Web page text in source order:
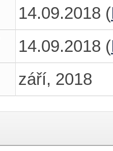
14.09.2018 (
14.09.2018 (
září, 2018